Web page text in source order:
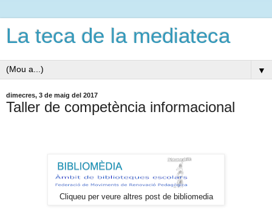
La teca de la mediateca
▼
dimecres, 3 de maig del 2017
Taller de competència informacional
Cliqueu per veure altres post de bibliomedia